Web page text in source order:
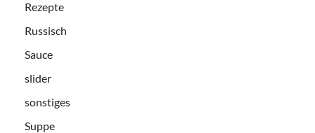
Rezepte
Russisch
Sauce
slider
sonstiges
Suppe